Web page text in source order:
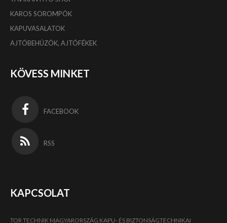
KAROS SOROMPÓK
KAPUVASALATOK
AJTÓBEHÚZÓK, AJTÓFÉKEK
KÖVESS MINKET
FACEBOOK
RSS
KAPCSOLAT
TOR TECHNIK MAGYARORSZÁG KAPU- ÉS BIZTONSÁGTECHNIKAI